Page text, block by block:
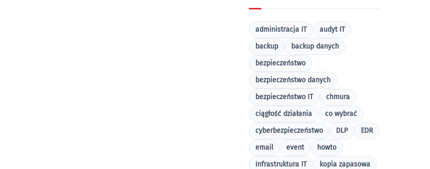
administracja IT
audyt IT
backup
backup danych
bezpieczeństwo
bezpieczeństwo danych
bezpieczeństwo IT
chmura
ciągłość działania
co wybrać
cyberbezpieczeństwo
DLP
EDR
email
event
howto
Infrastruktura IT
kopia zapasowa